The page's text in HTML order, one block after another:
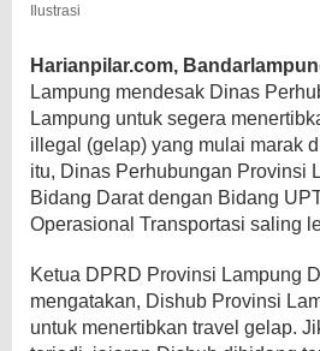
Ilustrasi
Harianpilar.com,
Lampung mendesak Dinas
Lampung untuk segera
illegal (gelap) yang mulai marak
itu, Dinas Perhubungan Provinsi
Bidang Darat dengan Bidang
Operasional Transportasi saling
Ketua DPRD Provinsi Lampung
mengatakan, Dishub Provinsi
untuk menertibkan travel gelap.